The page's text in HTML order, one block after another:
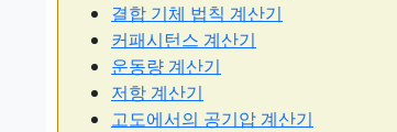
결합 기체 법칙 계산기
커패시턴스 계산기
운동량 계산기
저항 계산기
고도에서의 공기압 계산기